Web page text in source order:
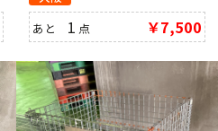
あと 1 点 ￥7,500